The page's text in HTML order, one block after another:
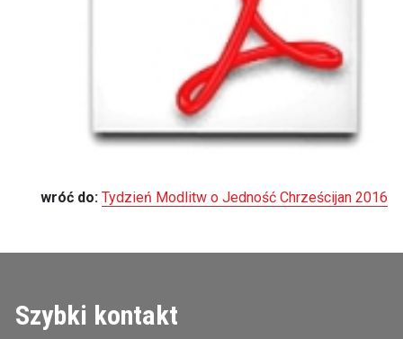
wróć do: Tydzień Modlitw o Jedność Chrześcijan 2016
Szybki kontakt